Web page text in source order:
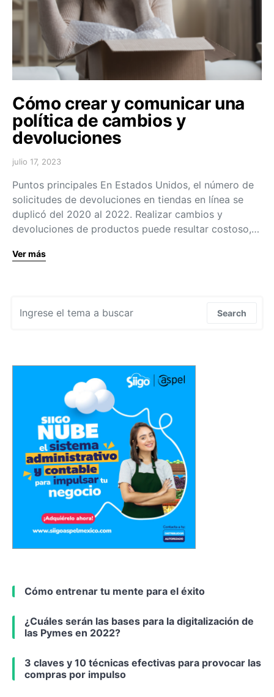
Cómo crear y comunicar una
política de cambios y
devoluciones
julio 17, 2023
Puntos principales En Estados Unidos, el número de
solicitudes de devoluciones en tiendas en línea se
duplicó del 2020 al 2022. Realizar cambios y
devoluciones de productos puede resultar costoso,…
Ver más
Search
Cómo entrenar tu mente para el éxito
¿Cuáles serán las bases para la digitalización de
las Pymes en 2022?
3 claves y 10 técnicas efectivas para provocar las
compras por impulso